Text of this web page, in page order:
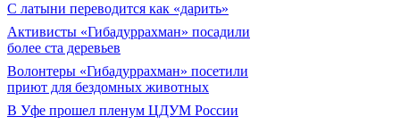
С латыни переводится как «дарить»
Активисты «Гибадуррахман» посадили
более ста деревьев
Волонтеры «Гибадуррахман» посетили
приют для бездомных животных
В Уфе прошел пленум ЦДУМ России